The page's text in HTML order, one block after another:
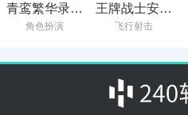
青鸾繁华录安
卓版下载
角色扮演
王牌战士安卓
官方下载
飞行射击